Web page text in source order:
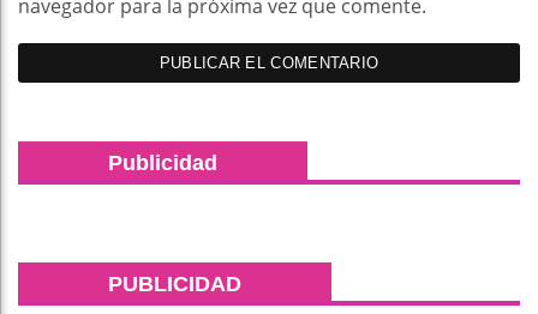
navegador para la próxima vez que comente.
Publicidad
PUBLICIDAD